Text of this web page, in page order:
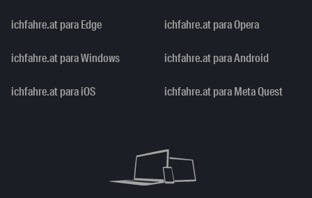
ichfahre.at para Edge ichfahre.at para Opera
ichfahre.at para Windows ichfahre.at para Android
ichfahre.at para iOS ichfahre.at para Meta Quest